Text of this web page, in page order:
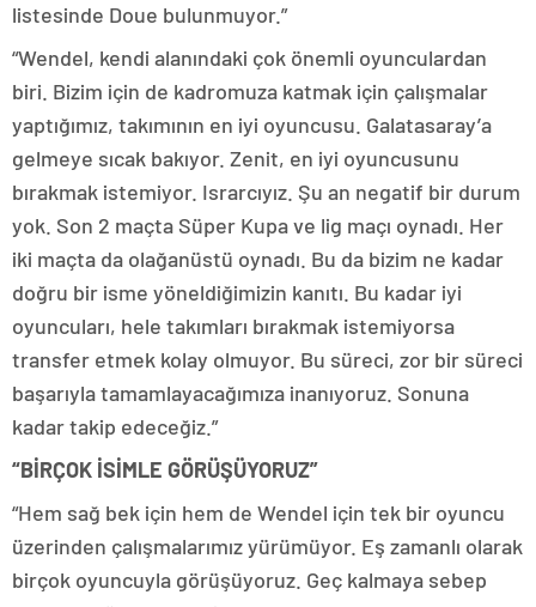
listesinde Doue bulunmuyor.”
“Wendel, kendi alanındaki çok önemli oyunculardan
biri. Bizim için de kadromuza katmak için çalışmalar
yaptığımız, takımının en iyi oyuncusu. Galatasaray’a
gelmeye sıcak bakıyor. Zenit, en iyi oyuncusunu
bırakmak istemiyor. Israrcıyız. Şu an negatif bir durum
yok. Son 2 maçta Süper Kupa ve lig maçı oynadı. Her
iki maçta da olağanüstü oynadı. Bu da bizim ne kadar
doğru bir isme yöneldiğimizin kanıtı. Bu kadar iyi
oyuncuları, hele takımları bırakmak istemiyorsa
transfer etmek kolay olmuyor. Bu süreci, zor bir süreci
başarıyla tamamlayacağımıza inanıyoruz. Sonuna
kadar takip edeceğiz.”
“BİRÇOK İSİMLE GÖRÜŞÜYORUZ”
“Hem sağ bek için hem de Wendel için tek bir oyuncu
üzerinden çalışmalarımız yürümüyor. Eş zamanlı olarak
birçok oyuncuyla görüşüyoruz. Geç kalmaya sebep